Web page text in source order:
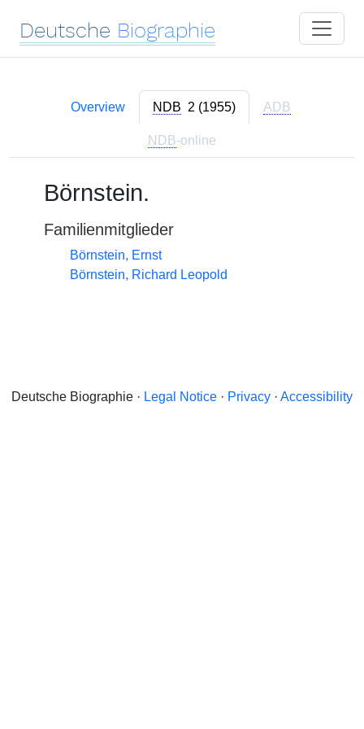
Deutsche Biographie
Overview NDB 2 (1955) ADB
NDB-online
Börnstein.
Familienmitglieder
Börnstein, Ernst
Börnstein, Richard Leopold
Deutsche Biographie · Legal Notice · Privacy · Accessibility